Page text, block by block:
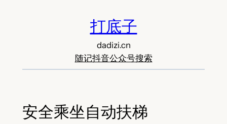
打底子
dadizi.cn
随记抖音公众号搜索
安全乘坐自动扶梯